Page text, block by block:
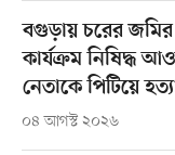
বগুড়ায় চরের জমির
কার্যক্রম নিষিদ্ধ
নেতাকে পিটিয়ে
০৪ আগস্ট ২০২৬